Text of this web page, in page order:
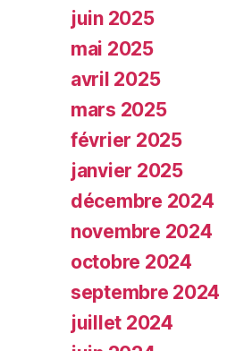
juin 2025
mai 2025
avril 2025
mars 2025
février 2025
janvier 2025
décembre 2024
novembre 2024
octobre 2024
septembre 2024
juillet 2024